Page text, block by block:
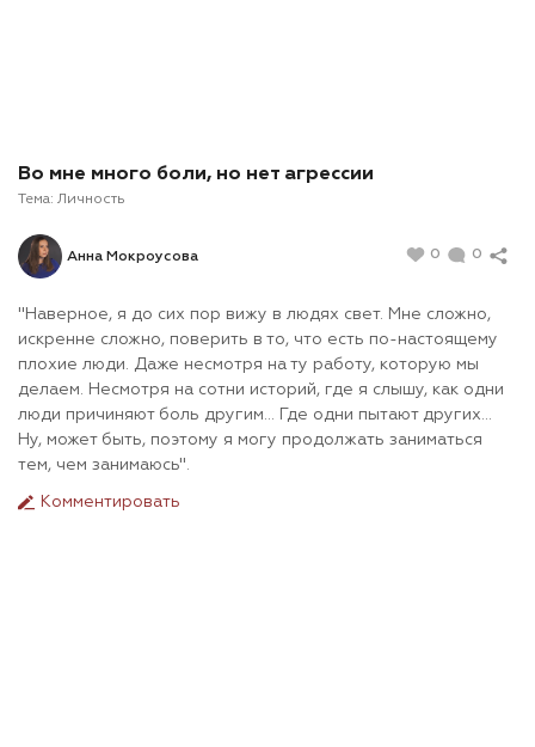
Во мне много боли, но нет агрессии
Тема: Личность
Анна Мокроусова 0 0
"Наверное, я до сих пор вижу в людях свет. Мне сложно,
искренне сложно, поверить в то, что есть по-настоящему
плохие люди. Даже несмотря на ту работу, которую мы
делаем. Несмотря на сотни историй, где я слышу, как одни
люди причиняют боль другим... Где одни пытают других...
Ну, может быть, поэтому я могу продолжать заниматься
тем, чем занимаюсь".
Комментировать